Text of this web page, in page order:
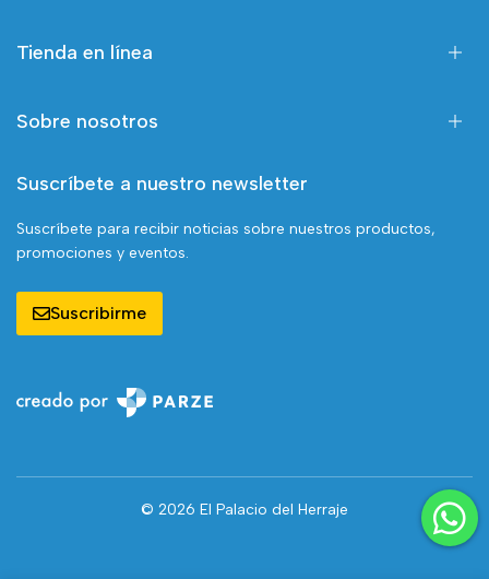
Tienda en línea
Sobre nosotros
Suscríbete a nuestro newsletter
Suscríbete para recibir noticias sobre nuestros productos,
promociones y eventos.
Suscribirme
© 2026 El Palacio del Herraje